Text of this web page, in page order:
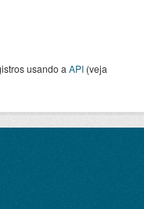
usando a API (veja